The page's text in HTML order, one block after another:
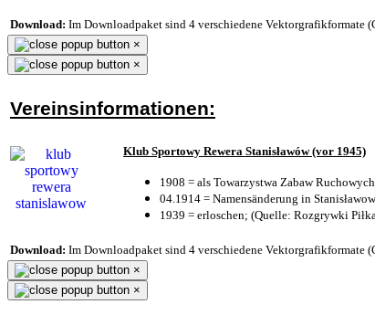
Download: Im Downloadpaket sind 4 verschiedene Vektorgrafikformate
×
×
Vereinsinformationen:
Klub Sportowy Rewera Stanisławów (vor 1945)
1908 = als Towarzystwa Zabaw
04.1914 = Namensänderung in
1939 = erloschen; (Quelle: Rozgrywki
Download: Im Downloadpaket sind 4 verschiedene Vektorgrafikformate
×
×